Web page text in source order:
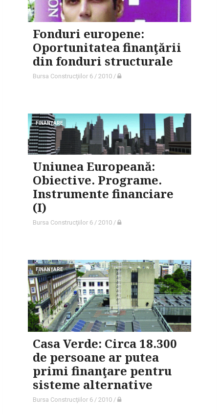
Fonduri europene:
Oportunitatea finanţării
din fonduri structurale
Bursa Construcţiilor 6 / 2010/
FINANŢARE
Uniunea Europeană:
Obiective. Programe.
Instrumente financiare
(I)
Bursa Construcţiilor 6 / 2010/
FINANŢARE
Casa Verde: Circa 18.300
de persoane ar putea
primi finanţare pentru
sisteme alternative
Bursa Construcţiilor 6 / 2010/